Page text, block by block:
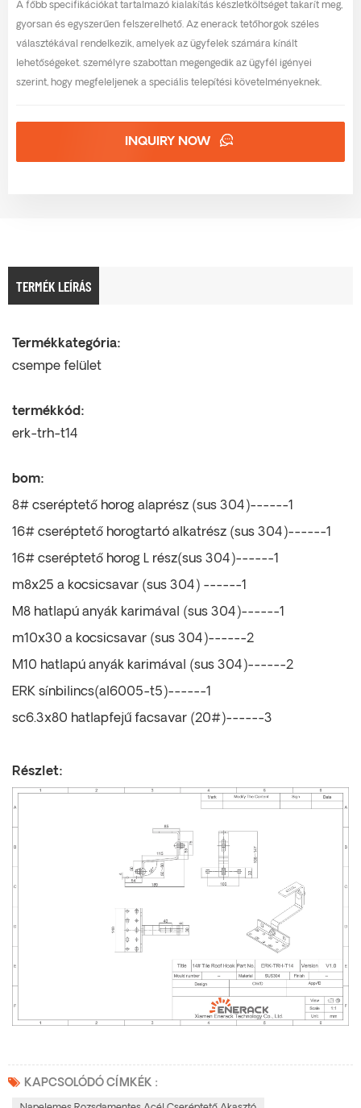
A főbb specifikációkat tartalmazó kialakítás készletköltséget takarít meg,
gyorsan és egyszerűen felszerelhető. Az enerack tetőhorgok széles
választékával rendelkezik, amelyek az ügyfelek számára kínált
lehetőségeket. személyre szabottan megengedik az ügyfél igényei
szerint, hogy megfeleljenek a speciális telepítési követelményeknek.
INQUIRY NOW
TERMÉK LEÍRÁS
Termékkategória:
csempe felület
termékkód:
erk-trh-t14
bom:
8# cseréptető horog alaprész (sus 304)------1
16# cseréptető horogtartó alkatrész (sus 304)------1
16# cseréptető horog L rész(sus 304)------1
m8x25 a kocsicsavar (sus 304) ------1
M8 hatlapú anyák karimával (sus 304)------1
m10x30 a kocsicsavar (sus 304)------2
M10 hatlapú anyák karimával (sus 304)------2
ERK sínbilincs(al6005-t5)------1
sc6.3x80 hatlapfejű facsavar (20#)------3
Részlet:
KAPCSOLÓDÓ CÍMKÉK :